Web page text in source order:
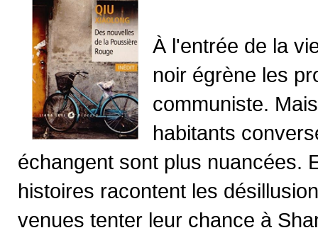
À l'entrée de la
noir égrène les
communiste.
habitants
échangent sont plus nuancées.
histoires racontent les
venues tenter leur chance à